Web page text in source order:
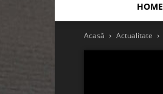
HOME
Acasă Actualitate